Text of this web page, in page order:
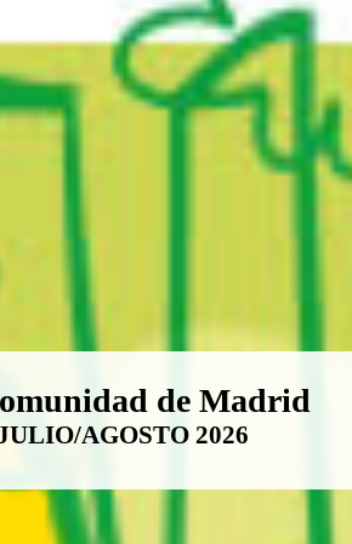
Comunidad de
de Madrid
AGOSTO 2026